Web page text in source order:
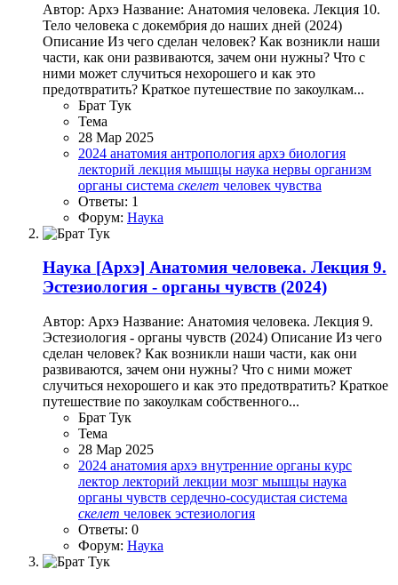
Автор: Архэ Название: Анатомия человека. Лекция 10.
Тело человека с докембрия до наших дней (2024)
Описание Из чего сделан человек? Как возникли наши
части, как они развиваются, зачем они нужны? Что с
ними может случиться нехорошего и как это
предотвратить? Краткое путешествие по закоулкам...
Брат Тук
Тема
28 Мар 2025
2024 анатомия антропология архэ биология
лекторий лекция мышцы наука нервы организм
органы система скелет человек чувства
Ответы: 1
Форум: Наука
Наука [Архэ] Анатомия человека. Лекция 9.
Эстезиология - органы чувств (2024)
Автор: Архэ Название: Анатомия человека. Лекция 9.
Эстезиология - органы чувств (2024) Описание Из чего
сделан человек? Как возникли наши части, как они
развиваются, зачем они нужны? Что с ними может
случиться нехорошего и как это предотвратить? Краткое
путешествие по закоулкам собственного...
Брат Тук
Тема
28 Мар 2025
2024 анатомия архэ внутренние органы курс
лектор лекторий лекции мозг мышцы наука
органы чувств сердечно-сосудистая система
скелет человек эстезиология
Ответы: 0
Форум: Наука